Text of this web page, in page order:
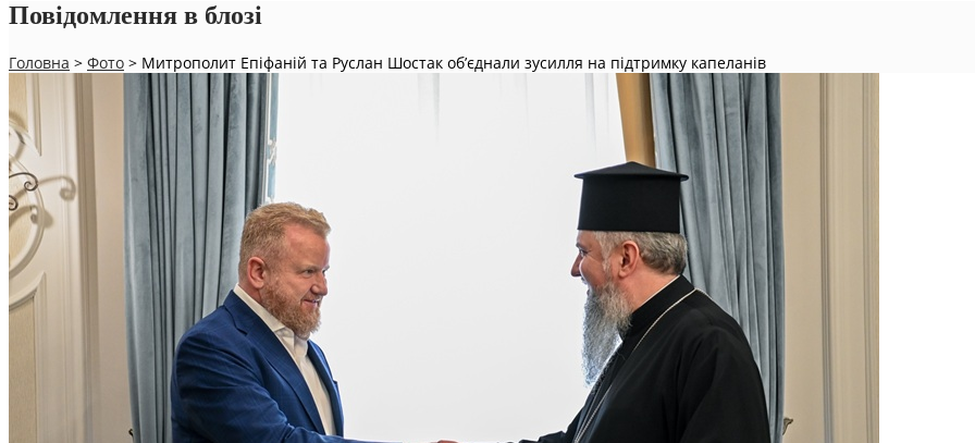
Повідомлення в блозі
Головна > Фото > Митрополит Епіфаній та Руслан Шостак об’єднали зусилля на підтримку капеланів